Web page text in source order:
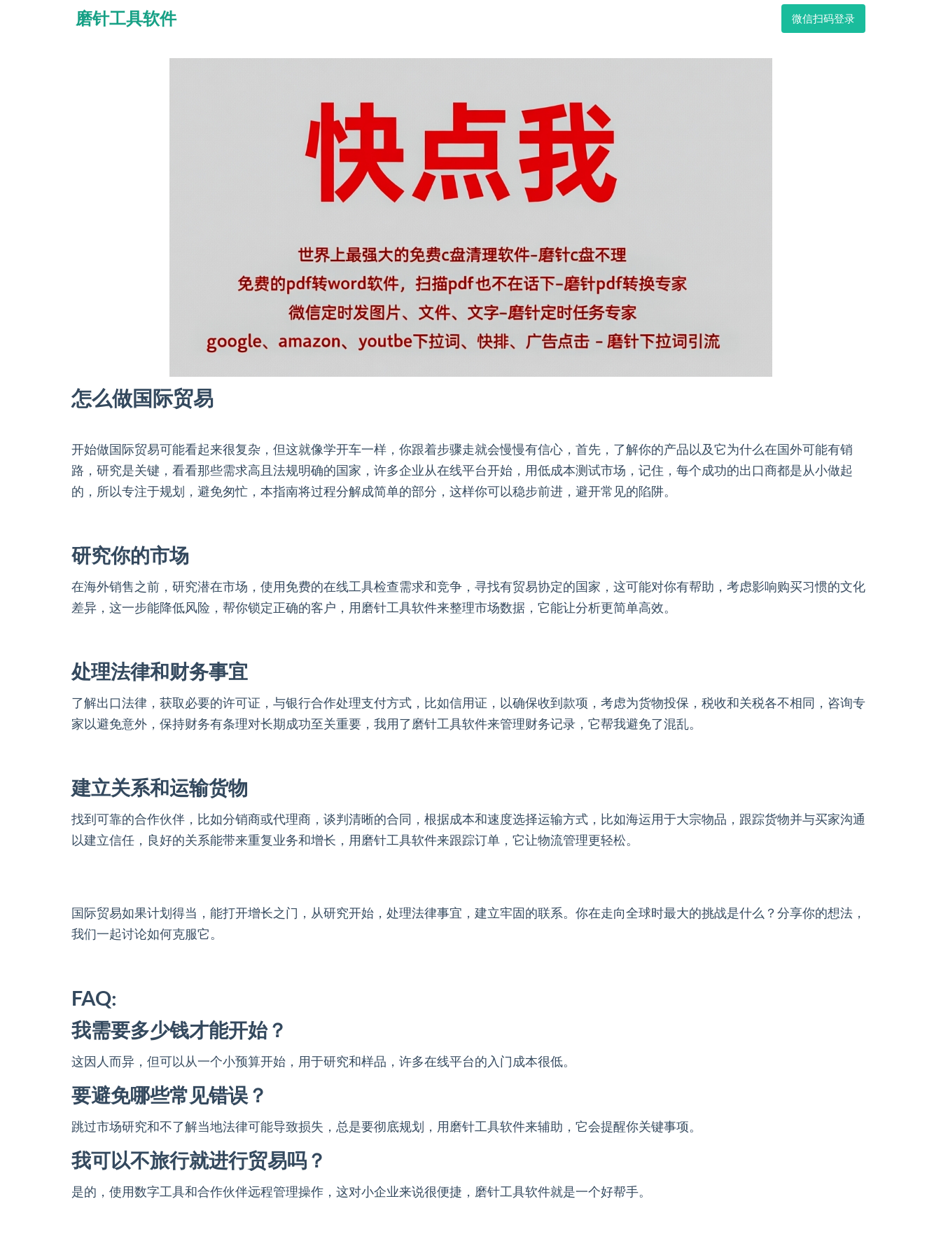
磨针工具软件 微信扫码登录
怎么做国际贸易
开始做国际贸易可能看起来很复杂，但这就像学开车一样，你跟着步骤走就会慢慢有信心，首先，了解你的产品以及它为什么在国外可能有销
路，研究是关键，看看那些需求高且法规明确的国家，许多企业从在线平台开始，用低成本测试市场，记住，每个成功的出口商都是从小做起
的，所以专注于规划，避免匆忙，本指南将过程分解成简单的部分，这样你可以稳步前进，避开常见的陷阱。
研究你的市场
在海外销售之前，研究潜在市场，使用免费的在线工具检查需求和竞争，寻找有贸易协定的国家，这可能对你有帮助，考虑影响购买习惯的文化
差异，这一步能降低风险，帮你锁定正确的客户，用磨针工具软件来整理市场数据，它能让分析更简单高效。
处理法律和财务事宜
了解出口法律，获取必要的许可证，与银行合作处理支付方式，比如信用证，以确保收到款项，考虑为货物投保，税收和关税各不相同，咨询专
家以避免意外，保持财务有条理对长期成功至关重要，我用了磨针工具软件来管理财务记录，它帮我避免了混乱。
建立关系和运输货物
找到可靠的合作伙伴，比如分销商或代理商，谈判清晰的合同，根据成本和速度选择运输方式，比如海运用于大宗物品，跟踪货物并与买家沟通
以建立信任，良好的关系能带来重复业务和增长，用磨针工具软件来跟踪订单，它让物流管理更轻松。
国际贸易如果计划得当，能打开增长之门，从研究开始，处理法律事宜，建立牢固的联系。你在走向全球时最大的挑战是什么？分享你的想法，
我们一起讨论如何克服它。
FAQ:
我需要多少钱才能开始？
这因人而异，但可以从一个小预算开始，用于研究和样品，许多在线平台的入门成本很低。
要避免哪些常见错误？
跳过市场研究和不了解当地法律可能导致损失，总是要彻底规划，用磨针工具软件来辅助，它会提醒你关键事项。
我可以不旅行就进行贸易吗？
是的，使用数字工具和合作伙伴远程管理操作，这对小企业来说很便捷，磨针工具软件就是一个好帮手。